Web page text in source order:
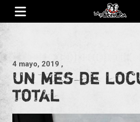
Saltar
contenido
4 mayo, 2019 ,
Un mes de
total